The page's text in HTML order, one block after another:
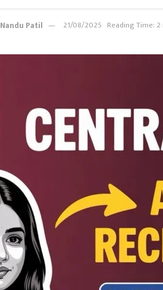
Nandu Patil 21/08/2025 Reading Time: